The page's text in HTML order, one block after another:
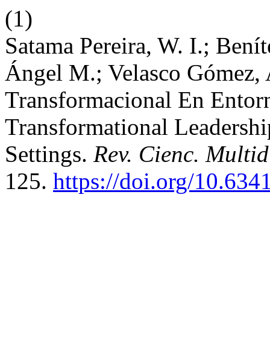
(1)
Satama Pereira, W. I.;
Ángel M.; Velasco
Transformacional En
Transformational
Settings. Rev. Cienc.
125. https://doi.org/